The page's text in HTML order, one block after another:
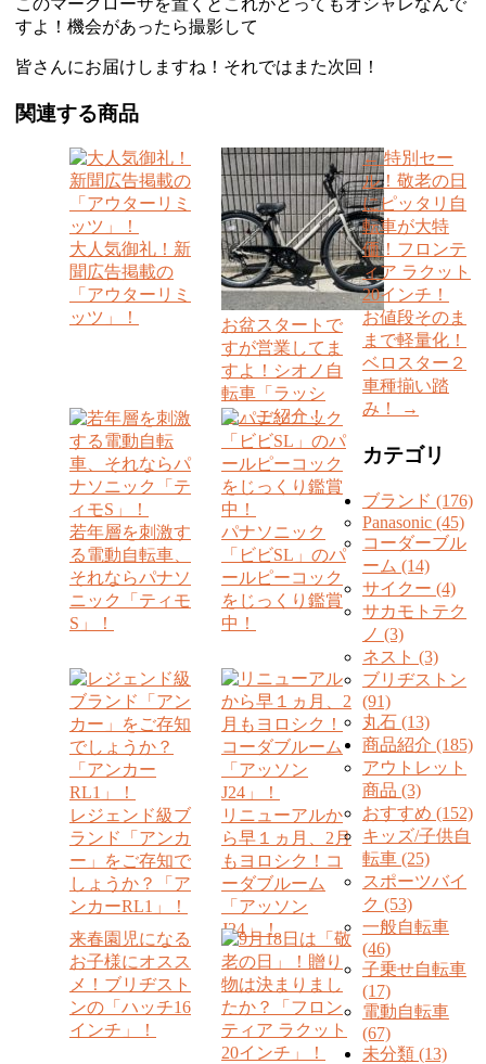
すよ！機会があったら撮影して
皆さんにお届けしますね！それではまた次回！
関連する商品
大人気御礼！新
聞広告掲載の
「アウターリミ
ッツ」！
お盆スタートで
すが営業してま
すよ！シオノ自
転車「ラッシ
ュ」ご紹介！
若年層を刺激す
る電動自転車、
それならパナソ
ニック「ティモ
S」！
パナソニック
「ビビSL」のパ
ールピーコック
をじっくり鑑賞
中！
レジェンド級ブ
ランド「アンカ
ー」をご存知で
しょうか？「ア
ンカーRL1」！
リニューアルか
ら早１ヵ月、2月
もヨロシク！コ
ーダブルーム
「アッソン
J24」！
来春園児になる
お子様にオスス
メ！ブリヂスト
ンの「ハッチ16
インチ」！
←特別セー
ル！敬老の日
にピッタリ自
転車が大特
価！フロンテ
ィア ラクット
20インチ！
お値段そのま
まで軽量化！
ベロスター２
車種揃い踏
み！
→
カテゴリ
ブランド (176)
Panasonic (45)
コーダーブル
ーム (14)
サイクー (4)
サカモトテク
ノ (3)
ネスト (3)
ブリヂストン
(91)
丸石 (13)
商品紹介 (185)
アウトレット
商品 (3)
おすすめ (152)
キッズ/子供自
転車 (25)
スポーツバイ
ク (53)
一般自転車
(46)
子乗せ自転車
(17)
電動自転車
(67)
未分類 (13)